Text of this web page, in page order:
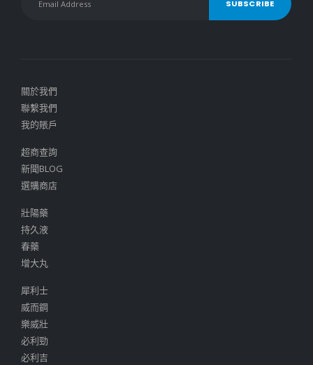
在這裏，你無需處方簽，只需要簡單的操作就可以購買到正品的日本藤
的廣告宣傳。日本藤素本身是一款優秀的男性壯陽藥，它能夠幫助改善
陽痿問題，並提升男性的性能力，但並不具有其他神奇的醫療功效。
2023 年 6 月 23 日
日本藤素,正品的日本藤素
閱讀更多 »
重拾激情！日本藤素：提升男性性能力的神奇
藥物！
時特價3900元！ 哈囉，親愛的讀者！還記得我上次與大家分享的故事
嗎？那時我抱怨了我老公在床上的問題，無論我怎麼努力刺激他，他都
無法勃起。即使勃起了，幾分鐘之內就結束了。這讓我感到困惑，我想
知道影片上的男人是如何保持如此持久力的。我們嘗試過各種方法，像
是勃起藥物、瑜伽、密宗按摩等等，但都沒有效果。他的狀況一直持續